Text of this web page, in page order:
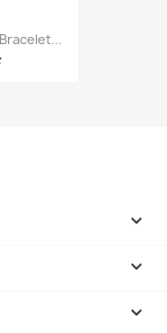


